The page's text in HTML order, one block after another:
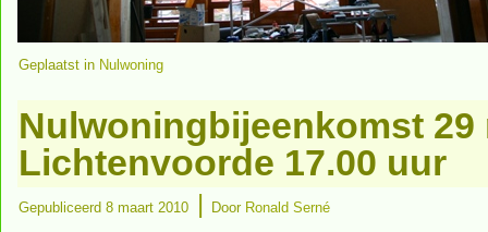
Geplaatst in Nulwoning
Nulwoningbijeenkomst 29
Lichtenvoorde 17.00 uur
Gepubliceerd 8 maart 2010 | Door Ronald Serné